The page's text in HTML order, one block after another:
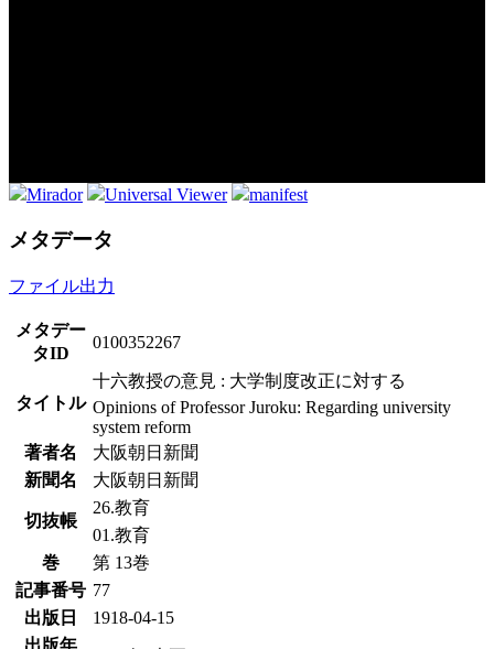
Mirador Universal Viewer manifest
メタデータ
ファイル出力
メタデー
タID
0100352267
タイトル
十六教授の意見 : 大学制度改正に対する
Opinions of Professor Juroku: Regarding university
system reform
著者名
大阪朝日新聞
新聞名
大阪朝日新聞
切抜帳
26.教育
01.教育
巻
第 13巻
記事番号 77
出版日
1918-04-15
出版年